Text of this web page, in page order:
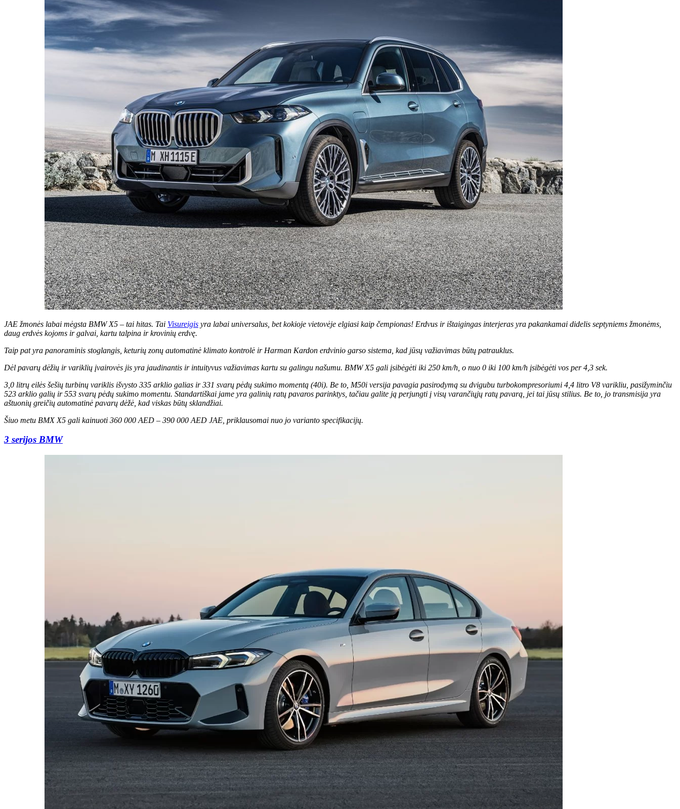
JAE žmonės labai mėgsta BMW X5 – tai hitas. Tai Visureigis yra labai universalus, bet kokioje vietovėje elgiasi kaip čempionas! Erdvus ir ištaigingas interjeras yra pakankamai didelis septyniems žmonėms,
daug erdvės kojoms ir galvai, kartu talpina ir krovinių erdvę.
Taip pat yra panoraminis stoglangis, keturių zonų automatinė klimato kontrolė ir Harman Kardon erdvinio garso sistema, kad jūsų važiavimas būtų patrauklus.
Dėl pavarų dėžių ir variklių įvairovės jis yra jaudinantis ir intuityvus važiavimas kartu su galingu našumu. BMW X5 gali įsibėgėti iki 250 km/h, o nuo 0 iki 100 km/h įsibėgėti vos per 4,3 sek.
3,0 litrų eilės šešių turbinų variklis išvysto 335 arklio galias ir 331 svarų pėdų sukimo momentą (40i). Be to, M50i versija pavagia pasirodymą su dvigubu turbokompresoriumi 4,4 litro V8 varikliu, pasižyminčiu
523 arklio galių ir 553 svarų pėdų sukimo momentu. Standartiškai jame yra galinių ratų pavaros parinktys, tačiau galite ją perjungti į visų varančiųjų ratų pavarą, jei tai jūsų stilius. Be to, jo transmisija yra
aštuonių greičių automatinė pavarų dėžė, kad viskas būtų sklandžiai.
Šiuo metu BMX X5 gali kainuoti 360 000 AED – 390 000 AED JAE, priklausomai nuo jo varianto specifikacijų.
3 serijos BMW